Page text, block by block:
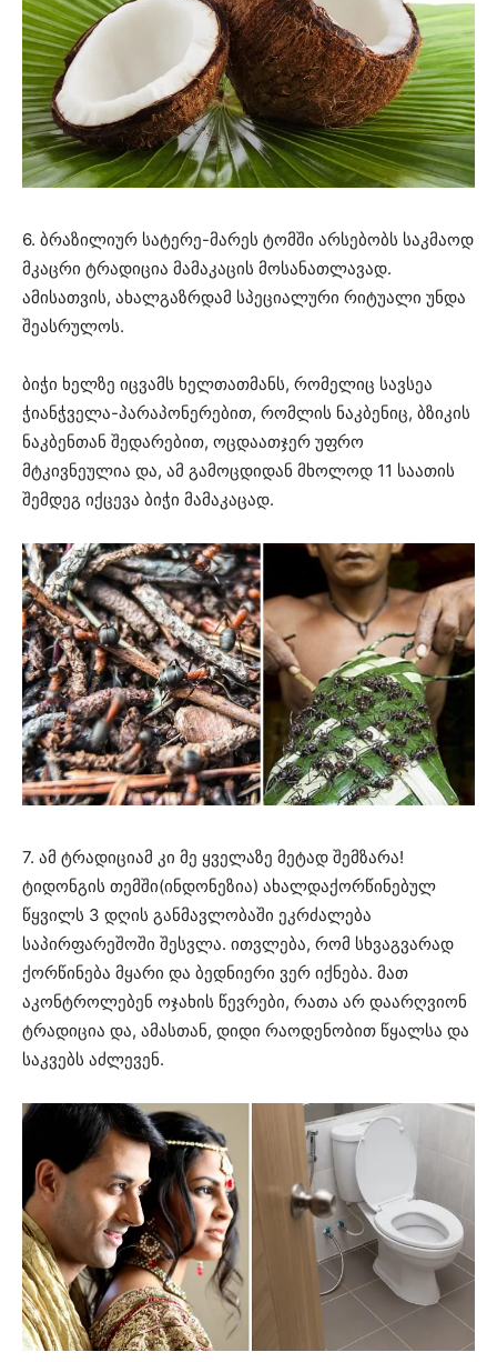
6. ბრაზილიურ სატერე-მარეს ტომში არსებობს საკმაოდ
მკაცრი ტრადიცია მამაკაცის მოსანათლავად.
ამისათვის, ახალგაზრდამ სპეციალური რიტუალი უნდა
შეასრულოს.
ბიჭი ხელზე იცვამს ხელთათმანს, რომელიც სავსეა
ჭიანჭველა-პარაპონერებით, რომლის ნაკბენიც, ბზიკის
ნაკბენთან შედარებით, ოცდაათჯერ უფრო
მტკივნეულია და, ამ გამოცდიდან მხოლოდ 11 საათის
შემდეგ იქცევა ბიჭი მამაკაცად.
7. ამ ტრადიციამ კი მე ყველაზე მეტად შემზარა!
ტიდონგის თემში(ინდონეზია) ახალდაქორწინებულ
წყვილს 3 დღის განმავლობაში ეკრძალება
საპირფარეშოში შესვლა. ითვლება, რომ სხვაგვარად
ქორწინება მყარი და ბედნიერი ვერ იქნება. მათ
აკონტროლებენ ოჯახის წევრები, რათა არ დაარღვიონ
ტრადიცია და, ამასთან, დიდი რაოდენობით წყალსა და
საკვებს აძლევენ.